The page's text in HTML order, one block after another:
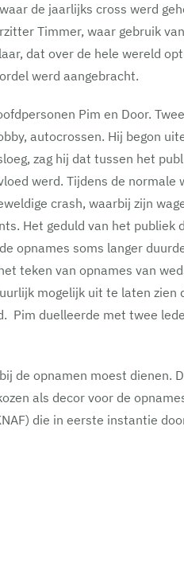
de jaarlijks cross werd
Timmer, waar gebruik
dat over de hele wereld
werd aangebracht.
Pim en Door.
autocrossen. Hij begon
zag hij dat tussen het
werd. Tijdens de
crash, waarbij zijn
Het geduld van het
opnames soms langer
teken van opnames van
mogelijk uit te laten zien
duelleerde met twee
de opnamen moest
als decor voor de
die in eerste instantie